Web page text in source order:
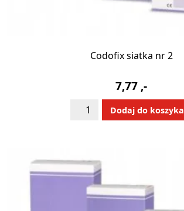
Codofix siatka nr 2
7,77 ,-
ilość
Codofix
2
Dodaj do koszyka
Alternative: